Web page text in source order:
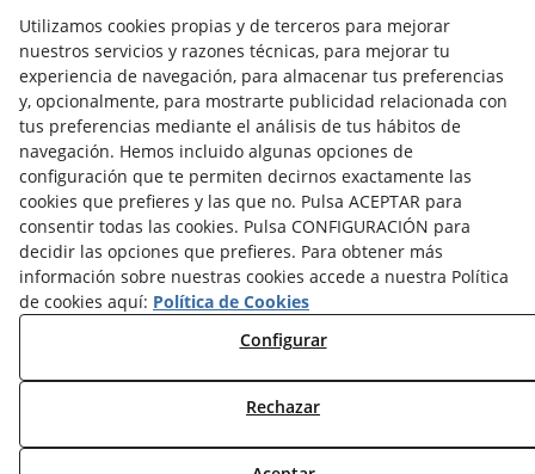
C/Bobalà. Baixos (Xamfrà amb c/Princep de Viana 34)
25008 Lleida( Lleida )España
973228980
aspid@aspid.cat
Aviso Legal
Política Cookies
Política de Privacidad
© 08/2026 Aspid Lleida - Todos los derechos reservados.
Utilizamos cookies propias y de terceros para mejorar
nuestros servicios y razones técnicas, para mejorar tu
experiencia de navegación, para almacenar tus preferencias
y, opcionalmente, para mostrarte publicidad relacionada con
tus preferencias mediante el análisis de tus hábitos de
navegación. Hemos incluido algunas opciones de
configuración que te permiten decirnos exactamente las
cookies que prefieres y las que no. Pulsa ACEPTAR para
consentir todas las cookies. Pulsa CONFIGURACIÓN para
decidir las opciones que prefieres. Para obtener más
información sobre nuestras cookies accede a nuestra Política
de cookies aquí: Política de Cookies
Configurar
Rechazar